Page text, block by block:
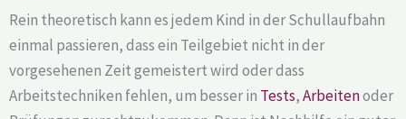
Rein theoretisch kann es jedem Kind in der Schullaufbahn
einmal passieren, dass ein Teilgebiet nicht in der
vorgesehenen Zeit gemeistert wird oder dass
Arbeitstechniken fehlen, um besser in Tests,Arbeitenoder